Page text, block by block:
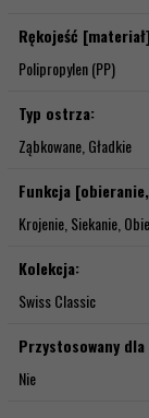
Rękojeść
Polipropylen (PP)
Typ ostrza:
Ząbkowane, Gładkie
Funkcja
Krojenie, Siekanie,
Kolekcja:
Swiss Classic
Przystosowany
Nie